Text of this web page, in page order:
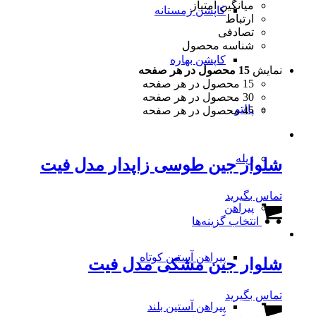
کاپشن زمستانه
کاپشن بهاره
پالتو
ژیله
پیراهن
پیراهن آستین کوتاه
پیراهن آستین بلند
میانگین امتیاز
ارتباط
تصادفی
شناسه محصول
نمایش 15 محصول در هر صفحه
15 محصول در هر صفحه
30 محصول در هر صفحه
45 محصول در هر صفحه
شلوار جین طوسی زاپدار مدل فیت
تماس بگیرید
انتخاب گزینه‌ها
انواع
مختلفی
می
گزینه
شلوار جین مشکی مدل فیت
تماس بگیرید
این